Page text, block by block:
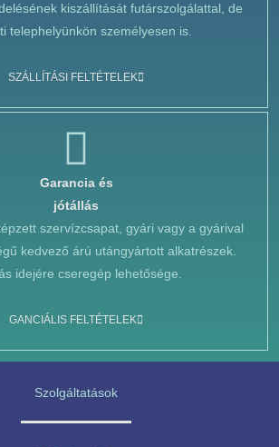
kiszállítását futárszolgálattal, de
telephelyünkön személyesen is.
SZÁLLÍTÁSI FELTÉTELEK
Garancia és
jótállás
szervízcsapat, gyári vagy a gyárival
kedvező árú utángyártott alkatrészek.
idejére cseregép lehetősége.
GANCIÁLIS FELTÉTELEK
Szolgáltatások